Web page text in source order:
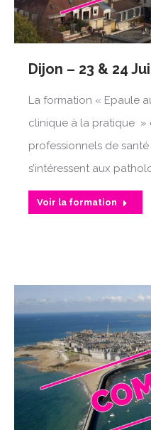
Dijon – 23 & 24
La formation « Epaule
clinique à la pratique »
professionnels de
s’intéressent aux
Voir la formation